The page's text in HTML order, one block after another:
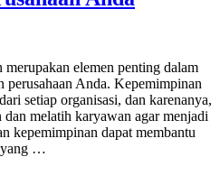
elemen penting dalam
perusahaan Anda. Kepemimpinan
setiap organisasi, dan karenanya,
melatih karyawan agar menjadi
kepemimpinan dapat membantu
yang …